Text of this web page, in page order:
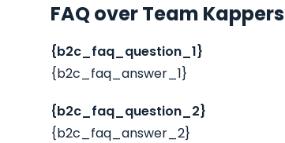
FAQ over Team Kappers
{b2c_faq_question_1}
{b2c_faq_answer_1}
{b2c_faq_question_2}
{b2c_faq_answer_2}